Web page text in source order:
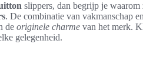
slippers, dan begrijp je waarom
. De combinatie van vakmanschap
de originele charme van het merk.
gelegenheid.